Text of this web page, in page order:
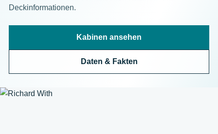
Deckinformationen.
Kabinen ansehen
Daten & Fakten